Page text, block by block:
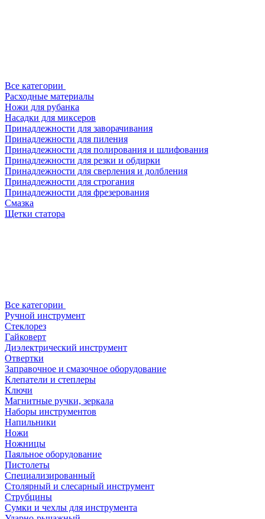
Все категории
Расходные материалы
Ножи для рубанка
Насадки для миксеров
Принадлежности для заворачивания
Принадлежности для пиления
Принадлежности для полирования и шлифования
Принадлежности для резки и обдирки
Принадлежности для сверления и долбления
Принадлежности для строгания
Принадлежности для фрезерования
Смазка
Щетки статора
Все категории
Ручной инструмент
Стеклорез
Гайковерт
Диэлектрический инструмент
Отвертки
Заправочное и смазочное оборудование
Клепатели и степлеры
Ключи
Магнитные ручки, зеркала
Наборы инструментов
Напильники
Ножи
Ножницы
Паяльное оборудование
Пистолеты
Специализированный
Столярный и слесарный инструмент
Струбцины
Сумки и чехлы для инструмента